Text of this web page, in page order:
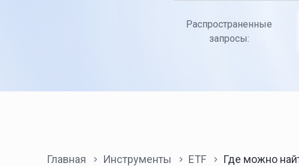
Распространенные
запросы:
Главная Инструменты ETF Где можно найти скринер ETF, торгуемых на